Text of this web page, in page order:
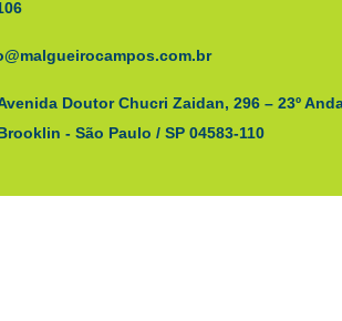
Doutor Chucri Zaidan, 296 – 23º
- São Paulo / SP 04583-110